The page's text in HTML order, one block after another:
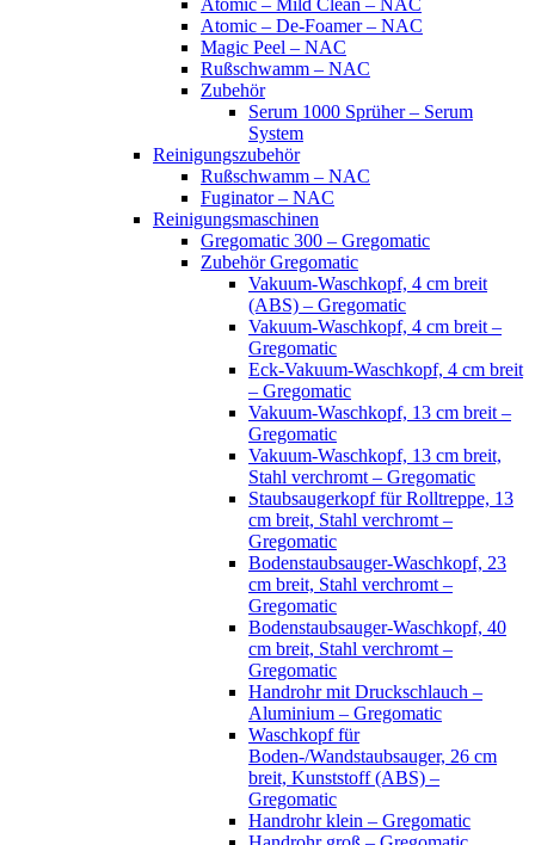
Atomic – Mild Clean – NAC
Atomic – De-Foamer – NAC
Magic Peel – NAC
Rußschwamm – NAC
Zubehör
Serum 1000 Sprüher – Serum
System
Reinigungszubehör
Rußschwamm – NAC
Fuginator – NAC
Reinigungsmaschinen
Gregomatic 300 – Gregomatic
Zubehör Gregomatic
Vakuum-Waschkopf, 4 cm breit
(ABS) – Gregomatic
Vakuum-Waschkopf, 4 cm breit –
Gregomatic
Eck-Vakuum-Waschkopf, 4 cm breit
– Gregomatic
Vakuum-Waschkopf, 13 cm breit –
Gregomatic
Vakuum-Waschkopf, 13 cm breit,
Stahl verchromt – Gregomatic
Staubsaugerkopf für Rolltreppe, 13
cm breit, Stahl verchromt –
Gregomatic
Bodenstaubsauger-Waschkopf, 23
cm breit, Stahl verchromt –
Gregomatic
Bodenstaubsauger-Waschkopf, 40
cm breit, Stahl verchromt –
Gregomatic
Handrohr mit Druckschlauch –
Aluminium – Gregomatic
Waschkopf für
Boden-/Wandstaubsauger, 26 cm
breit, Kunststoff (ABS) –
Gregomatic
Handrohr klein – Gregomatic